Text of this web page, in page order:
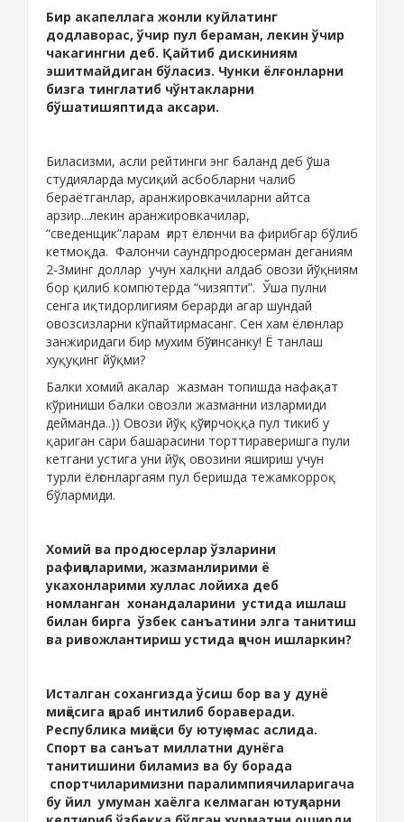
Бир акапеллага жонли куйлатинг
додлаворас, ўчир пул бераман, лекин ўчир
чакагингни деб. Қайтиб дискиниям
эшитмайдиган бўласиз. Чунки ёлғонларни
бизга тинглатиб чўнтакларни
бўшатишяптида аксари.
Биласизми, асли рейтинги энг баланд деб ўша
студияларда мусиқий асбобларни чалиб
бераётганлар, аранжировкачиларни айтса
арзир...лекин аранжировкачилар,
“сведенщик”ларам ғирт ёлғончи ва фирибгар бўлиб
кетмоқда. Фалончи саундпродюсерман деганиям
2-3минг доллар учун халқни алдаб овози йўқниям
бор қилиб компютерда “чизяпти”. Ўша пулни
сенга иқтидорлигиям берарди агар шундай
овозсизларни кўпайтирмасанг. Сен хам ёлғонлар
занжиридаги бир мухим бўғинсанку! Ё танлаш
хуқуқинг йўқми?
Балки хомий акалар жазман топишда нафақат
кўриниши балки овозли жазманни излармиди
дейманда..)) Овози йўқ қўғирчоққа пул тикиб у
қариган сари башарасини торттираверишга пули
кетгани устига уни йўқ овозини яшириш учун
турли ёлғонларгаям пул беришда тежамкорроқ
бўлармиди.
Хомий ва продюсерлар ўзларини
рафиқаларими, жазманлирими ё
укахонларими хуллас лойиха деб
номланган хонандаларини устида ишлаш
билан бирга ўзбек санъатини элга танитиш
ва ривожлантириш устида қачон ишларкин?
Исталган сохангизда ўсиш бор ва у дунё
миқёсига қараб интилиб бораверади.
Республика миқёси бу ютуқ эмас аслида.
Спорт ва санъат миллатни дунёга
танитишини биламиз ва бу борада
спортчиларимизни паралимпиячиларигача
бу йил умуман хаёлга келмаган ютуқларни